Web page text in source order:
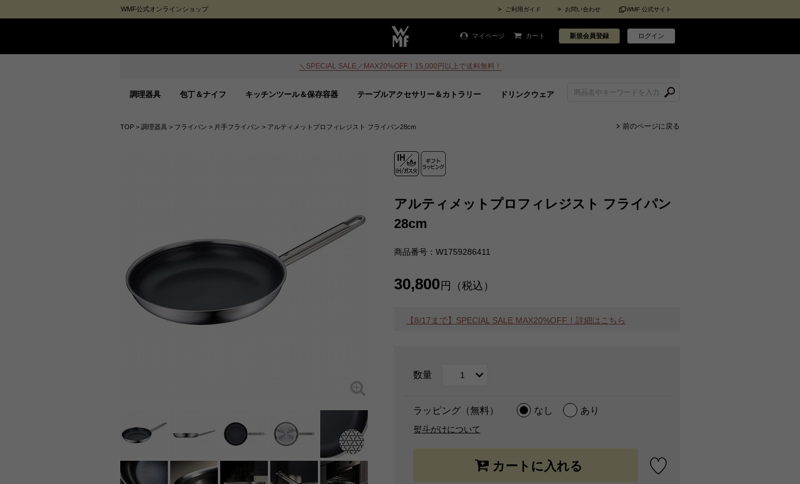
WMF公式オンラインショップ ご利用ガイド お問い合わせ WMF 公式サイト
マイページ カート 新規会員登録 ログイン
＼SPECIAL SALE／MAX20%OFF！15,000円以上で送料無料！
調理器具 包丁＆ナイフ キッチンツール＆保存容器 テーブルアクセサリー＆カトラリー ドリンクウェア
TOP > 調理器具 > フライパン > 片手フライパン > アルティメットプロフィレジスト フライパン28cm 前のページに戻る
アルティメットプロフィレジスト フライパン
28cm
商品番号：W1759286411
30,800 円（税込）
【8/17まで】SPECIAL SALE MAX20%OFF！詳細はこちら
数量
ラッピング（無料） なし あり
熨斗がけについて